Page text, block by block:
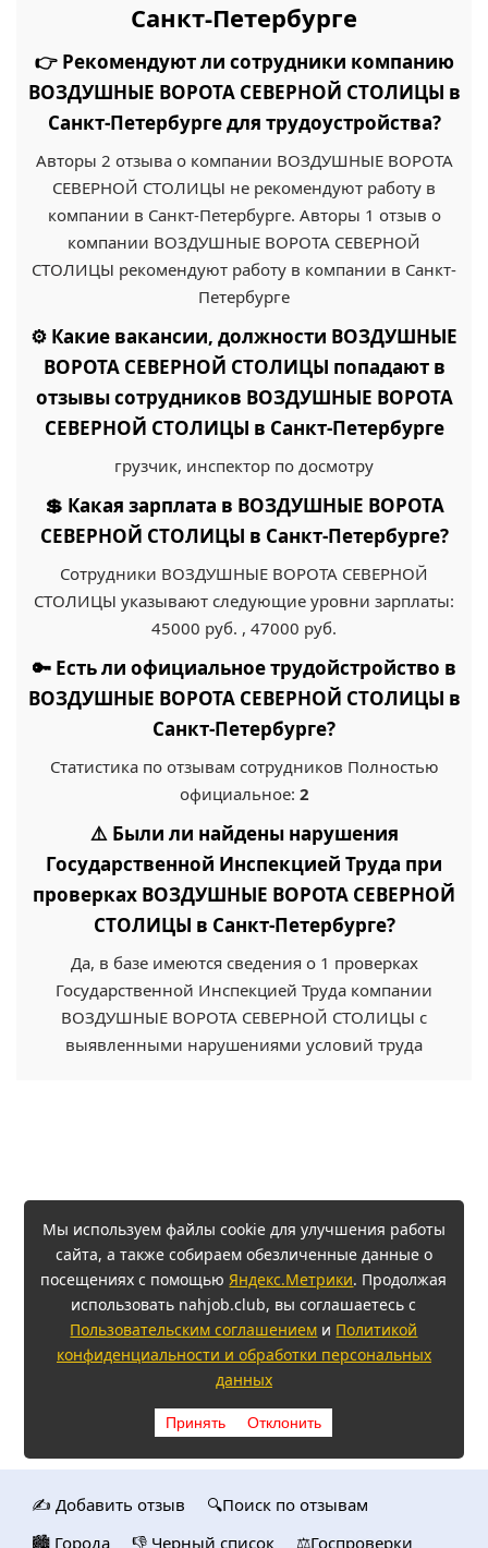
Санкт-Петербурге
👉 Рекомендуют ли сотрудники компанию
ВОЗДУШНЫЕ ВОРОТА СЕВЕРНОЙ СТОЛИЦЫ в
Санкт-Петербурге для трудоустройства?
Авторы 2 отзыва о компании ВОЗДУШНЫЕ ВОРОТА
СЕВЕРНОЙ СТОЛИЦЫ не рекомендуют работу в
компании в Санкт-Петербурге. Авторы 1 отзыв о
компании ВОЗДУШНЫЕ ВОРОТА СЕВЕРНОЙ
СТОЛИЦЫ рекомендуют работу в компании в Санкт-
Петербурге
⚙️ Какие вакансии, должности ВОЗДУШНЫЕ
ВОРОТА СЕВЕРНОЙ СТОЛИЦЫ попадают в
отзывы сотрудников ВОЗДУШНЫЕ ВОРОТА
СЕВЕРНОЙ СТОЛИЦЫ в Санкт-Петербурге
грузчик, инспектор по досмотру
💲 Какая зарплата в ВОЗДУШНЫЕ ВОРОТА
СЕВЕРНОЙ СТОЛИЦЫ в Санкт-Петербурге?
Сотрудники ВОЗДУШНЫЕ ВОРОТА СЕВЕРНОЙ
СТОЛИЦЫ указывают следующие уровни зарплаты:
45000 руб. , 47000 руб.
🔑 Есть ли официальное трудойстройство в
ВОЗДУШНЫЕ ВОРОТА СЕВЕРНОЙ СТОЛИЦЫ в
Санкт-Петербурге?
Статистика по отзывам сотрудников Полностью
официальное: 2
⚠️ Были ли найдены нарушения
Государственной Инспекцией Труда при
проверках ВОЗДУШНЫЕ ВОРОТА СЕВЕРНОЙ
СТОЛИЦЫ в Санкт-Петербурге?
Да, в базе имеются сведения о 1 проверках
Государственной Инспекцией Труда компании
ВОЗДУШНЫЕ ВОРОТА СЕВЕРНОЙ СТОЛИЦЫ с
выявленными нарушениями условий труда
Мы используем файлы cookie для улучшения работы
сайта, а также собираем обезличенные данные о
посещениях с помощьюЯндекс.Метрики. Продолжая
использовать nahjob.club, вы соглашаетесь с
Пользовательским соглашением и Политикой
конфиденциальности и обработки персональных
данных
Принять Отклонить
✍️ Добавить отзыв
🔍Поиск по отзывам
🏙️ Городa
👎 Черный список ⚖️Госпроверки